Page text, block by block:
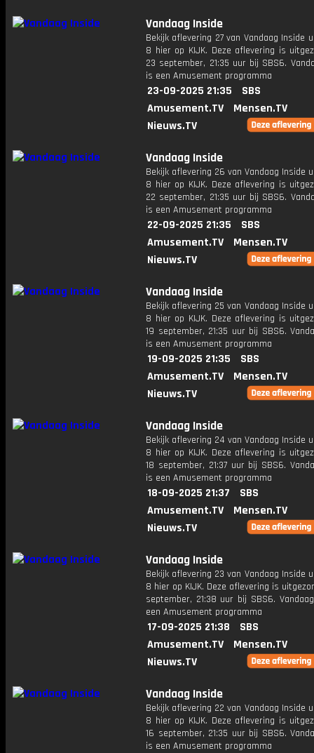
Vandaag Inside
Bekijk aflevering 27 van Vandaag Inside
8 hier op KIJK. Deze aflevering is
23 september, 21:35 uur bij SBS6.
is een Amusement programma
23-09-2025 21:35
SBS
Amusement.TV
Mensen.TV
Nieuws.TV
Vandaag Inside
Bekijk aflevering 26 van Vandaag Inside
8 hier op KIJK. Deze aflevering is
22 september, 21:35 uur bij SBS6.
is een Amusement programma
22-09-2025 21:35
SBS
Amusement.TV
Mensen.TV
Nieuws.TV
Vandaag Inside
Bekijk aflevering 25 van Vandaag Inside
8 hier op KIJK. Deze aflevering is
19 september, 21:35 uur bij SBS6.
is een Amusement programma
19-09-2025 21:35
SBS
Amusement.TV
Mensen.TV
Nieuws.TV
Vandaag Inside
Bekijk aflevering 24 van Vandaag Inside
8 hier op KIJK. Deze aflevering is
18 september, 21:37 uur bij SBS6.
is een Amusement programma
18-09-2025 21:37
SBS
Amusement.TV
Mensen.TV
Nieuws.TV
Vandaag Inside
Bekijk aflevering 23 van Vandaag Inside
8 hier op KIJK. Deze aflevering is
september, 21:38 uur bij SBS6.
een Amusement programma
17-09-2025 21:38
SBS
Amusement.TV
Mensen.TV
Nieuws.TV
Vandaag Inside
Bekijk aflevering 22 van Vandaag Inside
8 hier op KIJK. Deze aflevering is
16 september, 21:35 uur bij SBS6.
is een Amusement programma